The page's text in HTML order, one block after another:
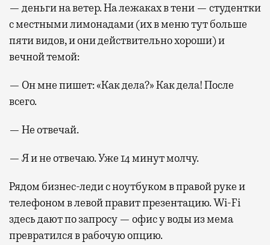
— деньги на ветер. На лежаках в тени — студентки
с местными лимонадами (их в меню тут больше
пяти видов, и они действительно хороши) и
вечной темой:
— Он мне пишет: «Как дела?» Как дела! После
всего.
— Не отвечай.
— Я и не отвечаю. Уже 14 минут молчу.
Рядом бизнес-леди с ноутбуком в правой руке и
телефоном в левой правит презентацию. Wi-Fi
здесь дают по запросу — офис у воды из мема
превратился в рабочую опцию.